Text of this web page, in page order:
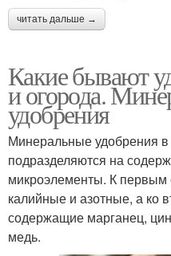
читать дальше →
Какие бывают
и огорода.
удобрения
Минеральные удобрения в
подразделяются на
микроэлементы. К
калийные и азотные, а ко
содержащие марганец,
медь.